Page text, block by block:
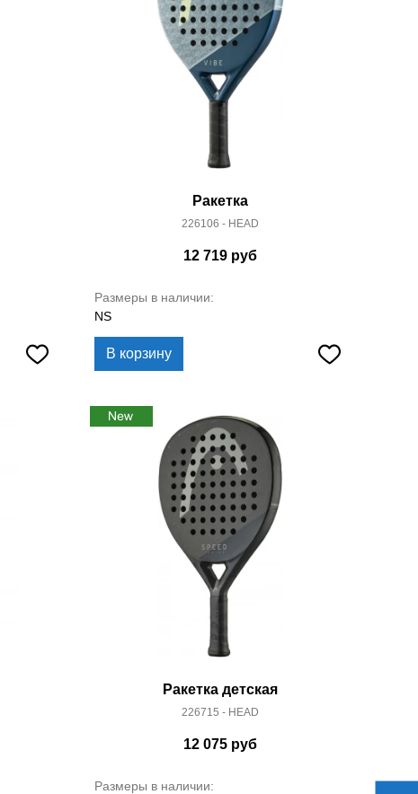
Ракетка
226106 - HEAD
12 719 руб
Размеры в наличии:
NS
В корзину
Ракетка детская
226715 - HEAD
12 075 руб
Размеры в наличии: